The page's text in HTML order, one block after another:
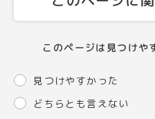
このページは見つけや
見つけやすかった
どちらとも言えない